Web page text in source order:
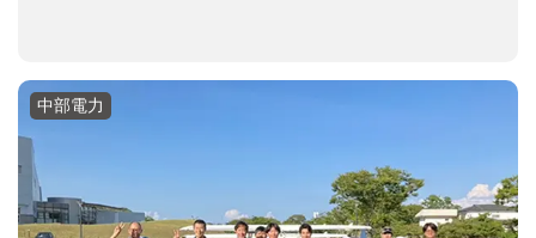
中部電力